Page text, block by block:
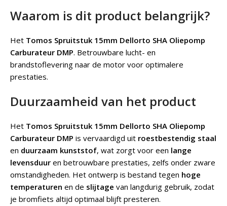
Waarom is dit product belangrijk?
Het Tomos Spruitstuk 15mm Dellorto SHA Oliepomp
Carburateur DMP. Betrouwbare lucht- en
brandstoflevering naar de motor voor optimalere
prestaties.
Duurzaamheid van het product
Het Tomos Spruitstuk 15mm Dellorto SHA Oliepomp
Carburateur DMP is vervaardigd uit roestbestendig staal
en duurzaam kunststof, wat zorgt voor een lange
levensduur en betrouwbare prestaties, zelfs onder zware
omstandigheden. Het ontwerp is bestand tegen hoge
temperaturen en de slijtage van langdurig gebruik, zodat
je bromfiets altijd optimaal blijft presteren.